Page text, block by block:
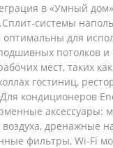
в «Умный
системы
оптимальны для
потолков и
мест, таких
гостиниц,
кондиционеров
аксессуары:
дренажные
фильтры, Wi-Fi